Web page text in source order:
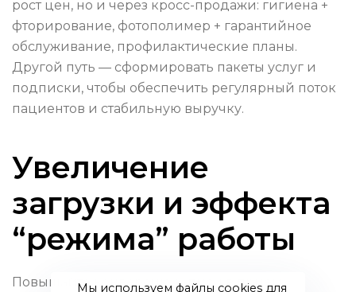
рост цен, но и через кросс-продажи: гигиена +
фторирование, фотополимер + гарантийное
обслуживание, профилактические планы.
Другой путь — сформировать пакеты услуг и
подписки, чтобы обеспечить регулярный поток
пациентов и стабильную выручку.
Увеличение
загрузки и эффекта
“режима” работы
Повышайте конверсию записи в приём,
Мы используем файлы cookies для